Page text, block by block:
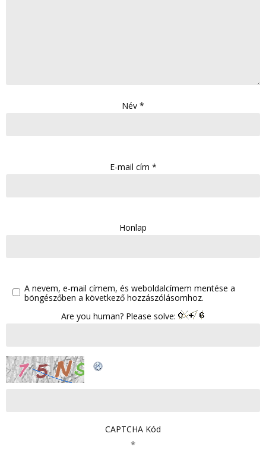
Név *
E-mail cím *
Honlap
A nevem, e-mail címem, és weboldalcímem mentése a
böngészőben a következő hozzászólásomhoz.
Are you human? Please solve:
CAPTCHA Kód
*